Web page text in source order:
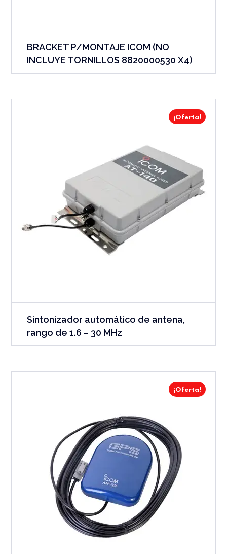
BRACKET P/MONTAJE ICOM (NO
INCLUYE TORNILLOS 8820000530 X4)
¡Oferta!
Sintonizador automático de antena,
rango de 1.6 – 30 MHz
¡Oferta!